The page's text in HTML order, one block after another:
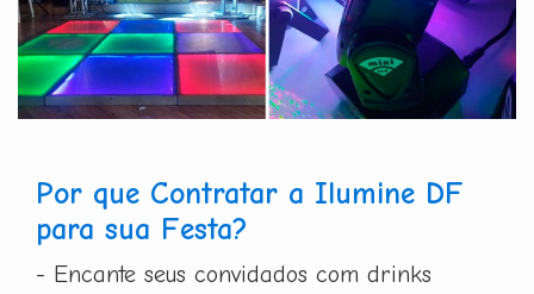
Por que Contratar a Ilumine DF
para sua Festa?
- Encante seus convidados com drinks